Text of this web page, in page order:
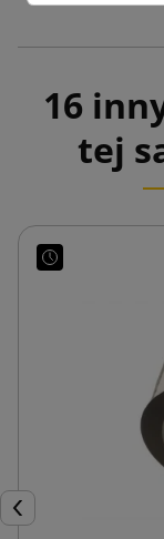
16
tej
Poprzedni